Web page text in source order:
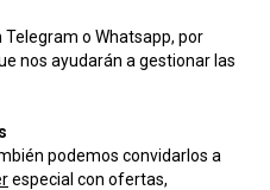
Telegram o Whatsapp, por
nos ayudarán a gestionar las
podemos convidarlos a
especial con ofertas,